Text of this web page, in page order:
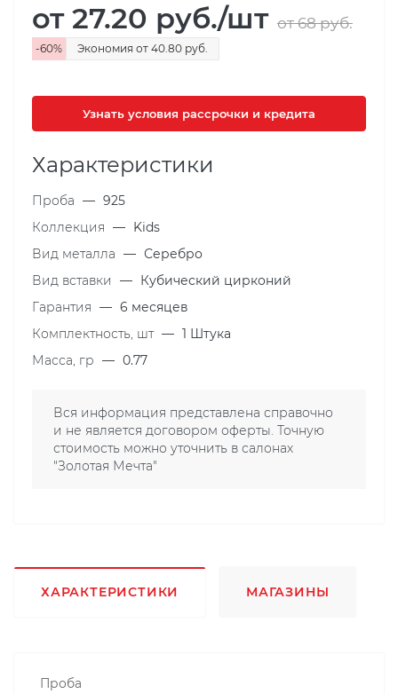
от 27.20 руб./шт от 68руб.
-60% Экономия от 40.80 руб.
Узнать условия рассрочки и кредита
Характеристики
Проба — 925
Коллекция —
Kids
Вид металла — Серебро
Вид вставки
—
Кубический цирконий
Гарантия — 6 месяцев
Комплектность, шт — 1 Штука
Масса, гр — 0.77
Вся информация представлена справочно
и не является договором оферты. Точную
стоимость можно уточнить в салонах
"Золотая Мечта"
ХАРАКТЕРИСТИКИ МАГАЗИНЫ
Проба